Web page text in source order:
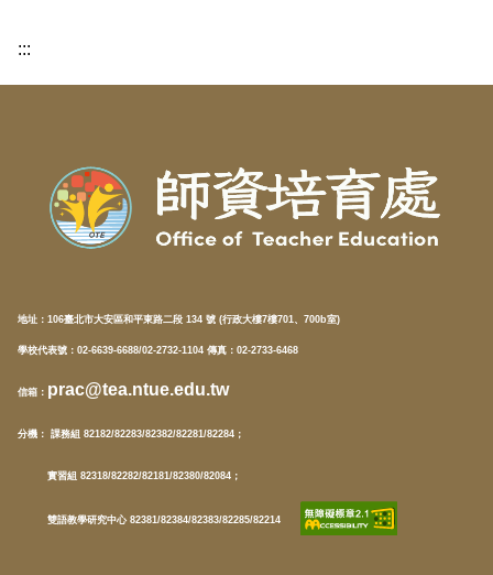
:::
地址： 106臺北市大安區和平東路二段 134 號 (行政大樓7樓701、700b室)
學校代表號：02-6639-6688/02-2732-1104 傳真：02-2733-6468
信箱 ： prac@tea.ntue.edu.tw
分機 ： 課務組 82182/82283/82382/82281/82284；
實習組 82318/82282/82181/82380/82084；
雙語教學研究中心 82381/82384/82383/82285/82214